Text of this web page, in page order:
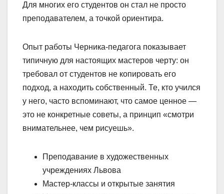
Для многих его студентов он стал не просто
преподавателем, а точкой ориентира.
Опыт работы Черника-педагога показывает
типичную для настоящих мастеров черту: он
требовал от студентов не копировать его
подход, а находить собственный. Те, кто учился
у него, часто вспоминают, что самое ценное —
это не конкретные советы, а принцип «смотри
внимательнее, чем рисуешь».
Преподавание в художественных
учреждениях Львова
Мастер-классы и открытые занятия